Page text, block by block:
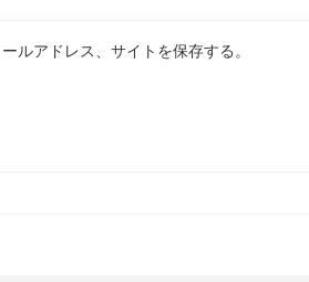
ルアドレス、サイトを保存する。